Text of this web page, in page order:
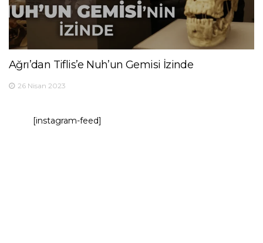
Ağrı’dan Tiflis’e Nuh’un Gemisi İzinde
26 Nisan 2023
[instagram-feed]